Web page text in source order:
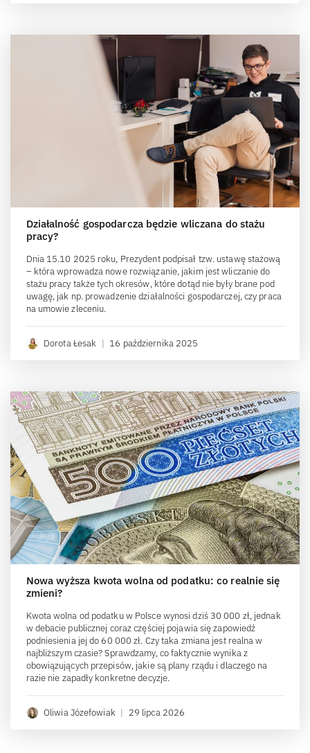
Działalność gospodarcza będzie wliczana do stażu
pracy?
Dnia 15.10 2025 roku, Prezydent podpisał tzw. ustawę stażową
– która wprowadza nowe rozwiązanie, jakim jest wliczanie do
stażu pracy także tych okresów, które dotąd nie były brane pod
uwagę, jak np. prowadzenie działalności gospodarczej, czy praca
na umowie zleceniu.
Dorota Łesak 16 października 2025
Nowa wyższa kwota wolna od podatku: co realnie się
zmieni?
Kwota wolna od podatku w Polsce wynosi dziś 30 000 zł, jednak
w debacie publicznej coraz częściej pojawia się zapowiedź
podniesienia jej do 60 000 zł. Czy taka zmiana jest realna w
najbliższym czasie? Sprawdzamy, co faktycznie wynika z
obowiązujących przepisów, jakie są plany rządu i dlaczego na
razie nie zapadły konkretne decyzje.
Oliwia Józefowiak 29 lipca 2026